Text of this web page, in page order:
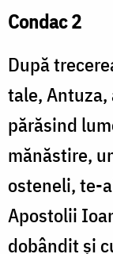
Condac 2
După
tale,
părăsind
mănăstire,
osteneli, te-
Apostolii
dobândit și